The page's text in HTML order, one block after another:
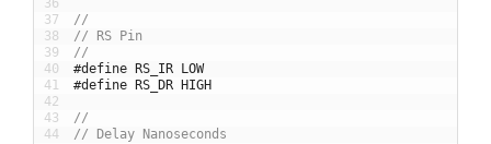
36
37
38
39
40
41
42
43
44
//
// RS Pin
//
#define RS_IR LOW
#define RS_DR HIGH
//
// Delay Nanoseconds